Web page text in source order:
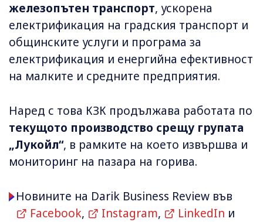
железопътен транспорт, ускорена
електрификация на градския транспорт и
общинските услуги и програма за
електрификация и енергийна ефективност
на малките и средните предприятия.
Наред с това КЗК продължава работата по
текущото производство срещу групата
„Лукойл“, в рамките на което извършва и
мониторинг на пазара на горива.
Новините на Darik Business Review във
Facebook, Instagram, LinkedIn и